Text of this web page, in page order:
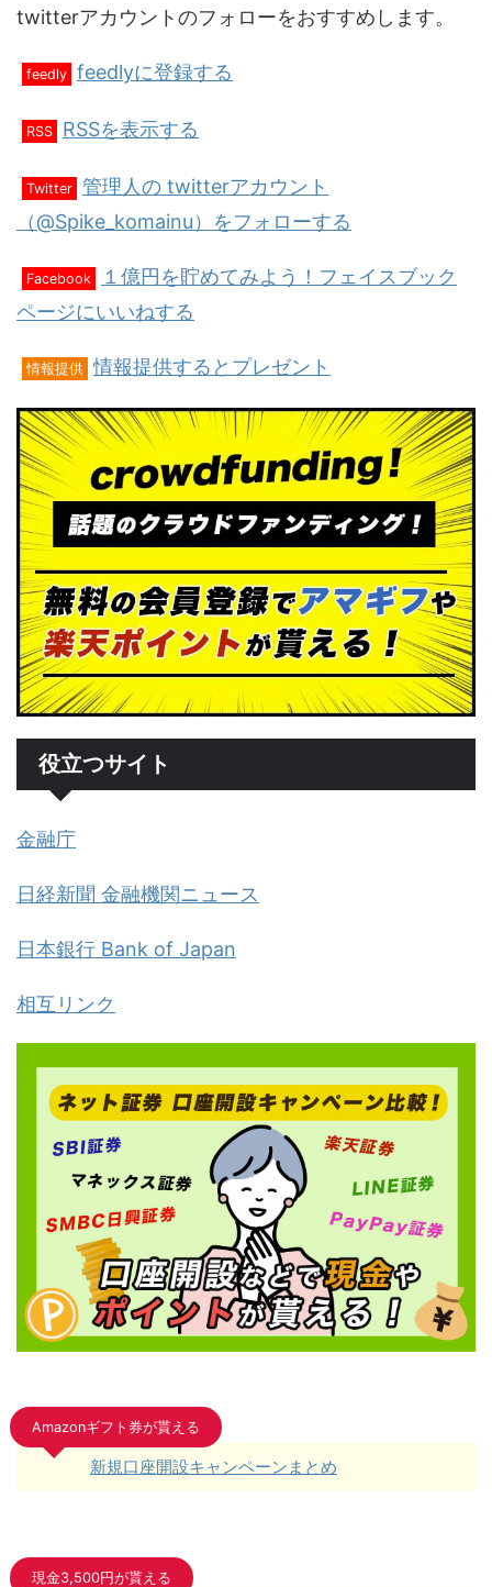
twitterアカウントのフォローをおすすめします。
feedly feedlyに登録する
RSS RSSを表示する
Twitter 管理人の twitterアカウント
（@Spike_komainu）をフォローする
Facebook
１億円を貯めてみよう！フェイスブック
ページにいいねする
情報提供 情報提供するとプレゼント
役立つサイト
金融庁
日経新聞 金融機関ニュース
日本銀行 Bank of Japan
相互リンク
Amazonギフト券が貰える
新規口座開設キャンペーンまとめ
現金3,500円が貰える